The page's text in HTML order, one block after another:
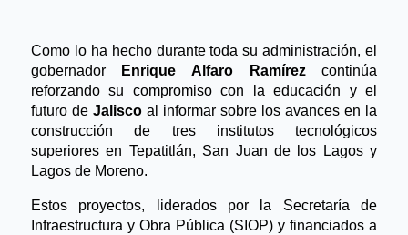
Como lo ha hecho durante toda su administración, el
gobernador
Enrique Alfaro Ramírez continúa
reforzando su compromiso con la educación y el
futuro de Jalisco al informar sobre los avances en la
construcción de tres institutos tecnológicos
superiores en Tepatitlán, San Juan de los Lagos y
Lagos de Moreno.
Estos proyectos, liderados por la Secretaría de
Infraestructura y Obra Pública (SIOP) y financiados a